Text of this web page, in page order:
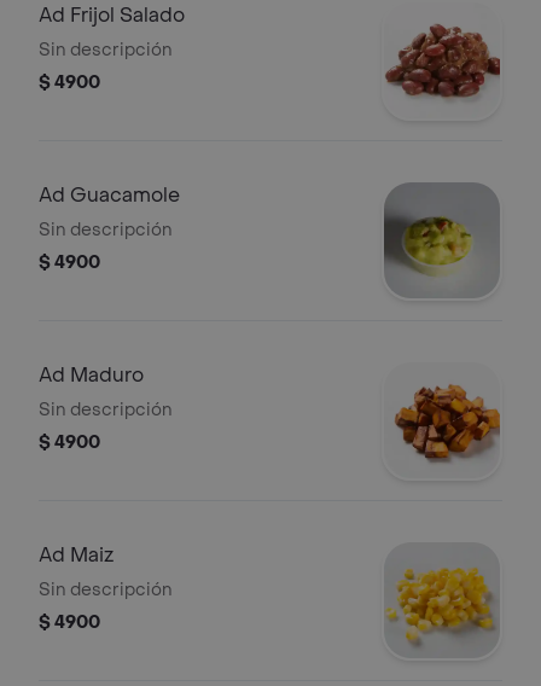
Ad Frijol Salado
Sin descripción
$ 4900
Ad Guacamole
Sin descripción
$ 4900
Ad Maduro
Sin descripción
$ 4900
Ad Maiz
Sin descripción
$ 4900